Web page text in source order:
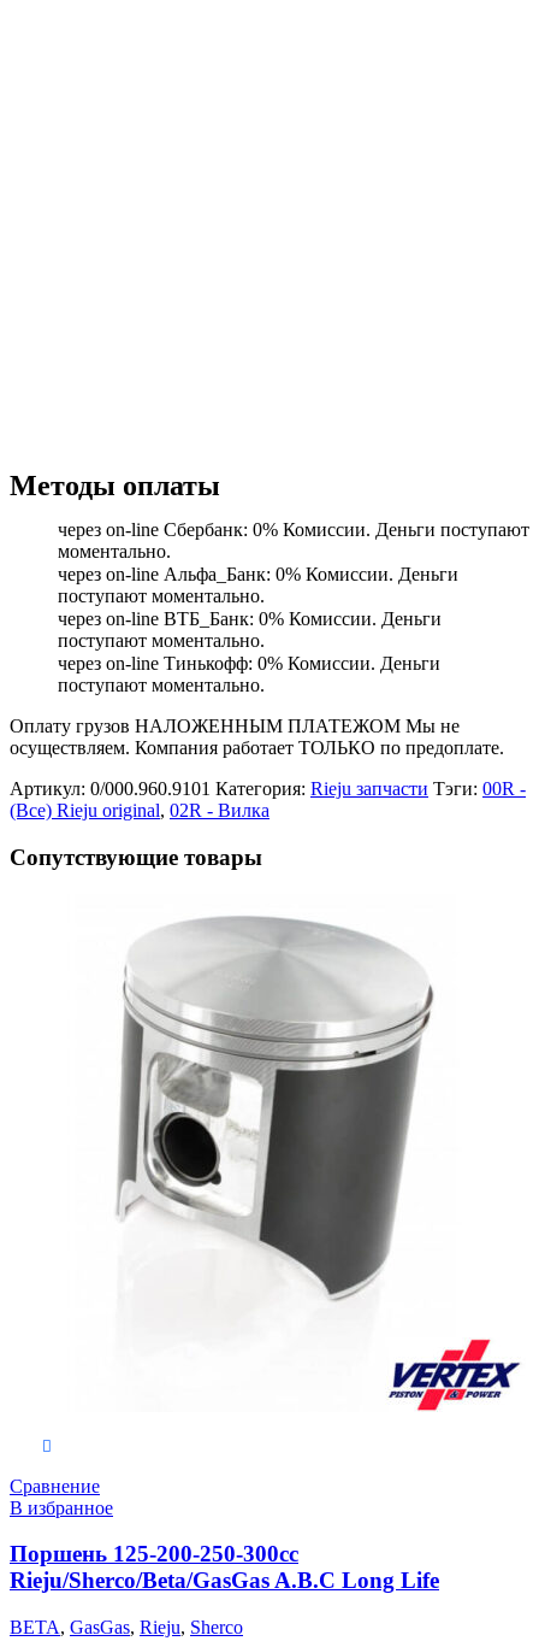
Методы оплаты
через on-line Сбербанк: 0% Комиссии. Деньги поступают
моментально.
через on-line Альфа_Банк: 0% Комиссии. Деньги
поступают моментально.
через on-line ВТБ_Банк: 0% Комиссии. Деньги
поступают моментально.
через on-line Тинькофф: 0% Комиссии. Деньги
поступают моментально.
Оплату грузов НАЛОЖЕННЫМ ПЛАТЕЖОМ Мы не
осуществляем. Компания работает ТОЛЬКО по предоплате.
Артикул: 0/000.960.9101 Категория: Rieju запчасти Тэги: 00R -
(Все) Rieju original, 02R - Вилка
Сопутствующие товары
Сравнение
В избранное
Поршень 125-200-250-300сс
Rieju/Sherco/Beta/GasGas A.B.C Long Life
BETA, GasGas, Rieju, Sherco